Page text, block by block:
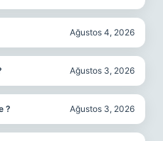
Ağustos 4, 2026
Ağustos 3, 2026
? Ağustos 3, 2026